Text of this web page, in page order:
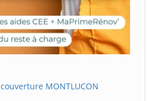
MONTLUCON